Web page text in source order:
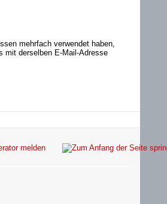
mehrfach verwendet haben,
mit derselben E-Mail-Adresse